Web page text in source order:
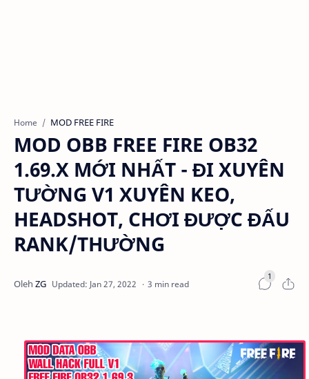
Home MOD FREE FIRE
MOD OBB FREE FIRE OB32
1.69.X MỚI NHẤT - ĐI XUYÊN
TƯỜNG V1 XUYÊN KEO,
HEADSHOT, CHƠI ĐƯỢC ĐẤU
RANK/THƯỜNG
3 min read